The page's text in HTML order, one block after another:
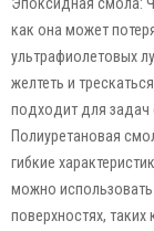
как она может
ультрафиолетовых
желтеть и
подходит для задач
Полиуретановая
гибкие
можно
поверхностях,